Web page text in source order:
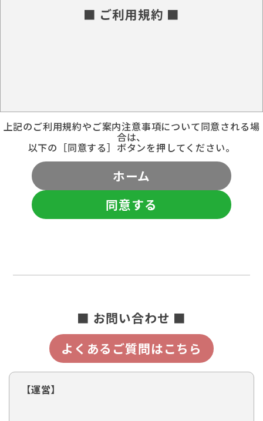
■ ご利用規約 ■
上記のご利用規約やご案内注意事項について同意される場
合は、
以下の［同意する］ボタンを押してください。
ホーム
同意する
■ お問い合わせ ■
よくあるご質問はこちら
【運営】